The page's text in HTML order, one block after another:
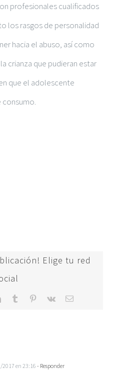
profesionales cualificados
los rasgos de personalidad
hacia el abuso, así como
crianza que pudieran estar
que el adolescente
consumo.
Elige tu red
LinkedInTumblr Pinterest
Vk
Correo
2017 en 23:16 - Responder